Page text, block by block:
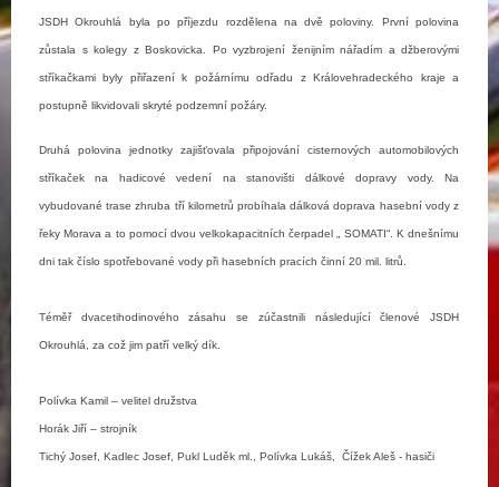
JSDH Okrouhlá byla po příjezdu rozdělena na dvě poloviny. První polovina
zůstala s kolegy z Boskovicka. Po vyzbrojení ženijním nářadím a džberovými
stříkačkami byly přiřazení k požárnímu odřadu z Královehradeckého kraje a
postupně likvidovali skryté podzemní požáry.
Druhá polovina jednotky zajišťovala připojování cisternových automobilových
stříkaček na hadicové vedení na stanovišti dálkové dopravy vody. Na
vybudované trase zhruba tří kilometrů probíhala dálková doprava hasební vody z
řeky Morava a to pomocí dvou velkokapacitních čerpadel „ SOMATI“. K dnešnímu
dni tak číslo spotřebované vody při hasebních pracích činní 20 mil. litrů.
Téměř dvacetihodinového zásahu se zúčastnili následující členové JSDH
Okrouhlá, za což jim patří velký dík.
Polívka Kamil – velitel družstva
Horák Jiří – strojník
Tichý Josef, Kadlec Josef, Pukl Luděk ml., Polívka Lukáš, Čížek Aleš - hasiči